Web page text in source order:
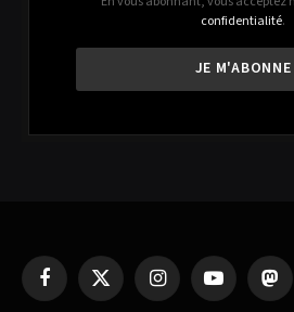
confidentialité.
FacebookX
(Twitter)
InstagramYouTube